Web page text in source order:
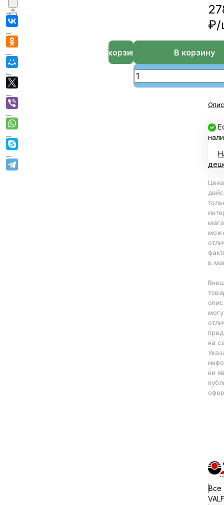
₽/
В корзину
В корзине
Цена
в
на
не
Все